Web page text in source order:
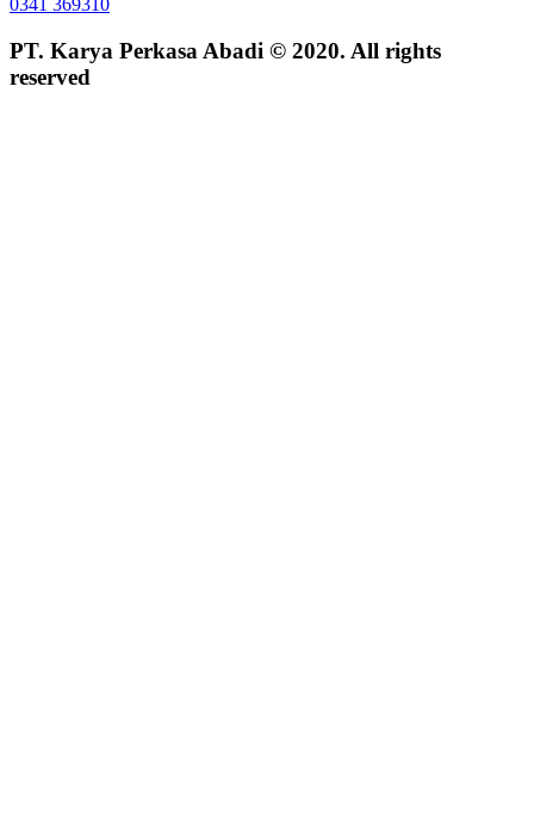
0341 369310
PT. Karya Perkasa Abadi © 2020. All rights
reserved